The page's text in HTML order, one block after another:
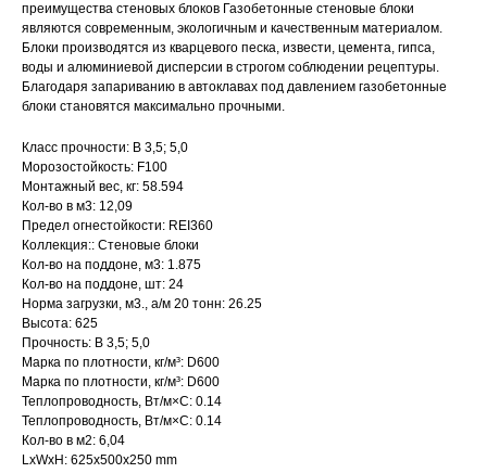
преимущества стеновых блоков Газобетонные стеновые блоки
являются современным, экологичным и качественным материалом.
Блоки производятся из кварцевого песка, извести, цемента, гипса,
воды и алюминиевой дисперсии в строгом соблюдении рецептуры.
Благодаря запариванию в автоклавах под давлением газобетонные
блоки становятся максимально прочными.
Класс прочности: B 3,5; 5,0
Морозостойкость: F100
Монтажный вес, кг: 58.594
Кол-во в м3: 12,09
Предел огнестойкости: REI360
Коллекция:: Стеновые блоки
Кол-во на поддоне, м3: 1.875
Кол-во на поддоне, шт: 24
Норма загрузки, м3., а/м 20 тонн: 26.25
Высота: 625
Прочность: B 3,5; 5,0
Марка по плотности, кг/м³: D600
Марка по плотности, кг/м³: D600
Теплопроводность, Вт/м×С: 0.14
Теплопроводность, Вт/м×С: 0.14
Кол-во в м2: 6,04
LxWxH: 625x500x250 mm